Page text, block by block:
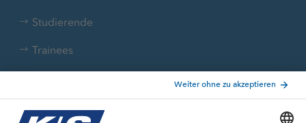
Studierende
Trainees
Aktuelle Themen